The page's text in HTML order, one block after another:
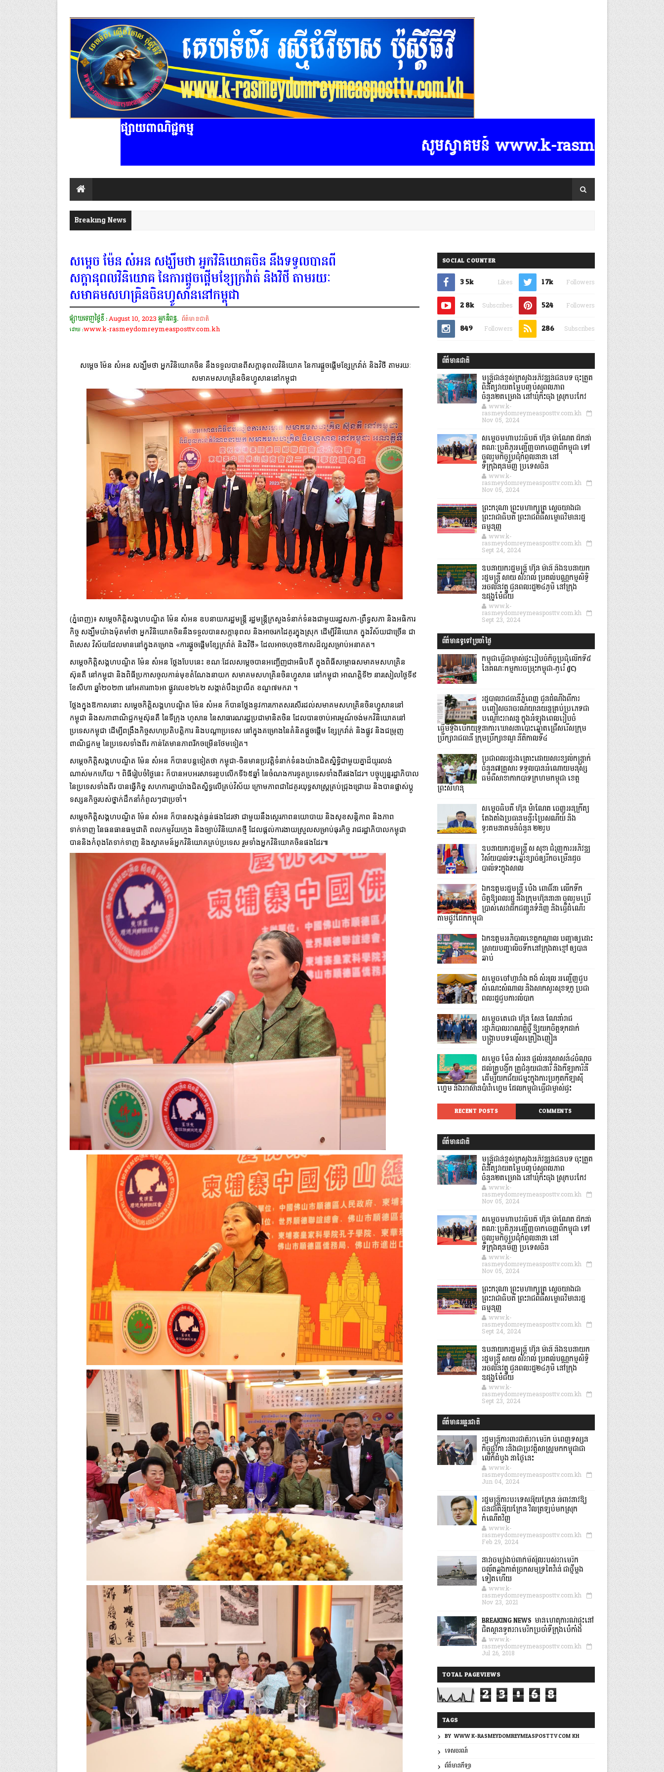
ផ្សាយពាណិជ្ជកម្ម
សូមស្វាគមន៍ www.k-
Breaking News
សម្តេច ម៉ែន សំអន សង្ឃឹមថា អ្នកវិនិយោគចិន នឹងទទួលបានពី
សក្តានុពលវិនិយោគ នៃការផ្តួចផ្តើមខ្សែក្រវ៉ាត់ និងវិថី តាមរយៈ
សមាគមសហគ្រិនចិនហ្វូសាននៅកម្ពុជា
ផ្សាយចេញថ្ងៃទី :August 10, 2023អ្នកនិពន្ធ. ព័ត៌មានជាតិ
ដោយ :www.k-rasmeydomreymeasposttv.com.kh
សម្តេច ម៉ែន សំអន សង្ឃឹមថា អ្នកវិនិយោគចិន នឹងទទួលបានពីសក្តានុពលវិនិយោគ នៃការផ្តួចផ្តើមខ្សែក្រវ៉ាត់ និងវិថី តាមរយៈ
សមាគមសហគ្រិនចិនហ្វូសាននៅកម្ពុជា
(ភ្នំពេញ)៖ សម្តេចកិត្តិសង្គហបណ្ឌិត ម៉ែន សំអន ឧបនាយករដ្ឋមន្ត្រី រដ្ឋមន្ត្រីក្រសួងទំនាក់ទំនងជាមួយរដ្ឋសភា-ព្រឹទ្ធសភា និងអធិការ
កិច្ច សង្ឃឹមយ៉ាងម៉ុតមាំថា អ្នកវិនិយោគចិននឹងទទួលបានសក្តានុពល និងអាចរកដៃគូរក្នុងស្រុក ដើម្បីវិនិយោគ ក្នុងវិស័យជាច្រើន ជា
ពិសេស វិស័យដែលមាននៅក្នុងគម្រោង «ការផ្តួចផ្តើមខ្សែក្រវ៉ាត់ និងវិថី» ដែលអាចហុចឱកាសដ៏ល្អសម្រាប់អនាគត។
សម្តេចកិត្តិសង្គហបណ្ឌិត ម៉ែន សំអន ថ្លែងបែបនេះ ខណៈដែលសម្តេចបានអញ្ជើញជាអធិបតី ក្នុងពិធីសម្ពោធសមាគមសហគ្រិន
ស៊ុនតឺ នៅកម្ពុជា និងពិធីប្រកាសចូលកាន់មុខតំណែងនាយក សមាគមសហគ្រិនចិនហ្វូសាន នៅកម្ពុជា អាណត្តិទី២ នារសៀលថ្ងៃទី៩
ខែសីហា ឆ្នាំ២០២៣ នៅអគារ៣៦អា ផ្លូវលេខ២៤២ សង្កាត់បឹងព្រលឹត ខណ្ឌ៧មករា ។
ថ្លែងក្នុងឱកាសនោះ សម្តេចកិត្តិសង្គហបណ្ឌិត ម៉ែន សំអន ក៏បានថ្លែងនូវការកោតសរសើរដល់សមាគមសហគ្រិនចិនហ្វូសាននៅ
កម្ពុជា និងសភាពាណិជ្ជកម្មស៊ុនតឺ នៃទីក្រុង ហូសាន នៃសាធារណរដ្ឋប្រជាមានិតចិន ដែលបានចាប់អារម្មណ៍ចង់មកវិនិយោគនៅ
ប្រទេសកម្ពុជា ដើម្បីពង្រឹងកិច្ចសហប្រតិបត្តិការ និងបណ្តាប្រទេស នៅក្នុងគម្រោងនៃគំនិតផ្តួចផ្តើម ខ្សែក្រវ៉ាត់ និងផ្លូវ និងជម្រុញ
ពាណិជ្ជកម្ម នៃប្រទេសទាំងពីរ កាន់តែមានភាពរីកចម្រើនថែមទៀត។
សម្តេចកិត្តិសង្គហបណ្ឌិត ម៉ែន សំអន ក៏បានបន្តទៀតថា កម្ពុជា-ចិនមានប្រវត្តិទំនាក់ទំនងយ៉ាងជិតស្និទ្ធិជាមួយគ្នាដ៏យូរលង់
ណាស់មកហើយ ។ ពិធីរៀបចំថ្ងៃនេះ ក៏បានអបអរសាទរខួបលើកទី៦៥ឆ្នាំ នៃចំណងការទូតប្រទេសទាំងពីរផងដែរ។ បច្ចុប្បន្នរដ្ឋាភិបាល
នៃប្រទេសទាំងពីរ បានធ្វើកិចុ្ច សហការគ្នាយ៉ាងជិតស្និទ្ធលើគ្រប់វិស័យ ក្រោមភាពជាដៃគូរយុទ្ធសាស្ត្រគ្រប់ជ្រុងជ្រោយ និងបានផ្លាស់ប្តូ
ទស្សនកិច្ចរបស់ថ្នាក់ដឹកនាំកំពូលៗជាប្រចាំ។
សម្តេចកិត្តិសង្គហបណ្ឌិត ម៉ែន សំអន ក៏បានសង្កត់ធ្ងន់ផងដែរថា ជាមួយនឹងស្ថេរភាពនយោបាយ និងសុខសន្តិភាព និងភាព
ទាក់ទាញ នៃធនធានធម្មជាតិ ពលកម្មវ័យក្មេង និងច្បាប់វិនិយោគថ្មី ដែលផ្តល់ការងាយស្រួលសម្រាប់ធុរកិច្ច រាជរដ្ឋាភិបាលកម្ពុជា
បាននិងកំពុងតែទាក់ទាញ និងស្វាគមន៍អ្នកវិនិយោគគ្រប់ប្រទេស រួមទាំងអ្នកវិនិយោគចិនផងដែរ៕
SOCIAL COUNTER
3.5k Likes 1.7k Followers
2.8k Subscribes 524 Followers
849 Followers 286 Subscribes
ព័ត៌មានជាតិ
មន្ត្រីជាន់ខ្ពស់ក្រសួងអភិវឌ្ឍន៍ជនបទ ចុះត្រួត
ពិនិត្យវាយតម្លៃបញ្ចប់សុពលភាព
ចំនួន២គម្រោង នៅឃុំកិះចុង ស្រុកបរកែវ
www.k-
rasmeydomreymeasposttv.com.kh
Nov 05, 2024
សម្តេចមហាបវរធិបតី ហ៊ុន ម៉ាណែត ដឹកនាំ
គណៈប្រតិភូអញ្ជើញចាកចេញពីកម្ពុជា ទៅ
ចូលរួមកិច្ចប្រជុំកំពូលនានា នៅ
ទីក្រុងគុនមិញ ប្រទេសចិន
www.k-
rasmeydomreymeasposttv.com.kh
Nov 05, 2024
ព្រះករុណា ព្រះមហាក្សត្រ ស្តេចយាងជា
ព្រះរាជាធិបតី ព្រះរាជពិធីសម្ពោធវិមានរដ្ឋ
ធម្មនុញ្ញ
www.k-
rasmeydomreymeasposttv.com.kh
Sept 24, 2024
ឧបនាយករដ្ឋមន្ដ្រី ហ៊ុន ម៉ានី និងឧបនាយក
រដ្ឋមន្ដ្រី សាយ សំអាល់ ប្រគល់បណ្ណកម្មសិទ្ធិ
អចលនវត្ថុ ជូនពលរដ្ឋ២៤ភូមិ នៅក្រុង
ឧដុង្គម៉ែជ័យ
www.k-
rasmeydomreymeasposttv.com.kh
Sept 23, 2024
ព័ត៌មានទូទៅប្រចាំថ្ងៃ
កម្ពុជាធ្វើជាម្ចាស់ផ្ទះរៀបចំកិច្ចប្រជុំលើកទី៥
នៃគណៈកម្មការចម្រុះកម្ពុជា-កូរ៉េ (JC)
រដ្ឋបាលរាជធានីភ្នំពេញ ជូនដំណឹងពីការ
បញ្ចៀសចរាចរណ៍យានយន្តគ្រប់ប្រភេទជា
បណ្តោះអាសន្ន ក្នុងអំឡុងពេលរៀបចំ
ធ្វើមីទ្ទីងបើកយុទ្ធនាការឃោសនាបោះឆ្នោតជ្រើសរើសក្រុម
ប្រឹក្សារាជធានី ក្រុមប្រឹក្សាខណ្ឌ នីតិកាលទី៤
ប្រជាពលរដ្ឋរងគ្រោះដោយសារខ្យល់កន្ត្រាក់
ចំនួន៧គ្រួសារ ទទួលបានអំណោយមនុស្ស
ធម៌ពីសាខាកាកបាទក្រហមកម្ពុជា ខេត្ត
ព្រះសីហនុ
សម្តេចធិបតី ហ៊ុន ម៉ាណែត ចេញអនុក្រឹត្យ
តែងតាំងប្រធានមន្ទីរប្រៃសណីយ៍ និង
ទូរគមនាគមន៍ចំនួន ២២រូប
ឧបនាយករដ្ឋមន្ដ្រី ស សុខា ជំរុញការអភិវឌ្ឍ
វិស័យបាល់ទះឆ្នេរខ្សាច់ឲ្យរីកចម្រើនដូច
បាល់ទះក្នុងសាល
ឯកឧត្តមរដ្ឋមន្ត្រី ប៉េង ពោធិ៍នា លើកទឹក
ចិត្តឱ្យពលរដ្ឋ និងក្រុមហ៊ុននានា ចូលរួមប្រើ
ប្រាស់សេវាដឹកជញ្ជូនទំនិញ និងធ្វើដំណើរ
តាមផ្លូវដែកកម្ពុជា
ឯកឧត្តមអភិបាលខេត្តកណ្ដាល បញ្ជាឲ្យដោះ
ស្រាយបញ្ហាលិចទឹកនៅក្រុងតាខ្មៅ ឲ្យបាន
ឆាប់
សម្តេចចៅហ្វាវាំង គង់ សំអុល អញ្ជើញជួប
សំណេះសំណាល និងសាកសួរសុខទុក្ខ ប្រជា
ពលរដ្ឋជួបការលំបាក
សម្តេចតេជោ ហ៊ុន សែន ណែនាំរាជ
រដ្ឋាភិបាលអាណត្តិថ្មី ឱ្យយកចិត្តទុកដាក់
បង្ក្រាបបទល្មើសគ្រឿងញៀន
សម្តេច ម៉ែន សំអន ផ្តល់អនុសាសន៍៤ចំណុច
ដល់គ្រូបង្វឹក គ្រូជំនួយជានារី និងកីឡាការិនី
ដើម្បីយកជ័យជម្នះក្នុងការប្រកួតកីឡាស៊ី
ហ្គេម និងអាស៊ានប៉ារ៉ាហ្គេម ដែលកម្ពុជាធ្វើជាម្ចាស់ផ្ទះ
RECENT POSTS COMMENTS
ព័ត៌មានជាតិ
មន្ត្រីជាន់ខ្ពស់ក្រសួងអភិវឌ្ឍន៍ជនបទ ចុះត្រួត
ពិនិត្យវាយតម្លៃបញ្ចប់សុពលភាព
ចំនួន២គម្រោង នៅឃុំកិះចុង ស្រុកបរកែវ
www.k-
rasmeydomreymeasposttv.com.kh
Nov 05, 2024
សម្តេចមហាបវរធិបតី ហ៊ុន ម៉ាណែត ដឹកនាំ
គណៈប្រតិភូអញ្ជើញចាកចេញពីកម្ពុជា ទៅ
ចូលរួមកិច្ចប្រជុំកំពូលនានា នៅ
ទីក្រុងគុនមិញ ប្រទេសចិន
www.k-
rasmeydomreymeasposttv.com.kh
Nov 05, 2024
ព្រះករុណា ព្រះមហាក្សត្រ ស្តេចយាងជា
ព្រះរាជាធិបតី ព្រះរាជពិធីសម្ពោធវិមានរដ្ឋ
ធម្មនុញ្ញ
www.k-
rasmeydomreymeasposttv.com.kh
Sept 24, 2024
ឧបនាយករដ្ឋមន្ដ្រី ហ៊ុន ម៉ានី និងឧបនាយក
រដ្ឋមន្ដ្រី សាយ សំអាល់ ប្រគល់បណ្ណកម្មសិទ្ធិ
អចលនវត្ថុ ជូនពលរដ្ឋ២៤ភូមិ នៅក្រុង
ឧដុង្គម៉ែជ័យ
www.k-
rasmeydomreymeasposttv.com.kh
Sept 23, 2024
ព័ត៌មានអន្តរជាតិ
រដ្ឋមន្រ្តីការពារជាតិអាមេរិក បំពេញទស្សន
កិច្ចផ្លូវកា រនិងជាប្រវត្តិសាស្រ្តមកកម្ពុជាជា
លើកដំបូង នាថ្ងៃនេះ
www.k-
rasmeydomreymeasposttv.com.kh
Jun 04, 2024
រដ្ឋមន្ត្រីការបរទេសអ៊ុយក្រែន អំពាវនាវឱ្យ
ជនជាតិអ៊ុយក្រែន វិលត្រឡប់មកស្រុក
កំណើតវិញ
www.k-
rasmeydomreymeasposttv.com.kh
Feb 29, 2024
នាវាចម្បាំងបំពាក់មីស៊ីលរបស់អាមេរិក
ចល័តឆ្លងកាត់ច្រកសមុទ្រតៃវ៉ាន់ ជាថ្មីម្តង
ទៀតហើយ
www.k-
rasmeydomreymeasposttv.com.kh
Nov 23, 2021
BREAKING NEWS: មានហេតុការណ៍ផ្ទុះនៅ
ជិតស្ថានទូតអាមេរិកប្រចាំទីក្រុងប៉េកាំង
www.k-
rasmeydomreymeasposttv.com.kh
Jul 26, 2018
TOTAL PAGEVIEWS
2 3 0 6 8
TAGS
BY: WWW.K-RASMEYDOMREYMEASPOSTTV.COM.KH
ទេសចរណ៍
ព័ត៌មានកីឡា